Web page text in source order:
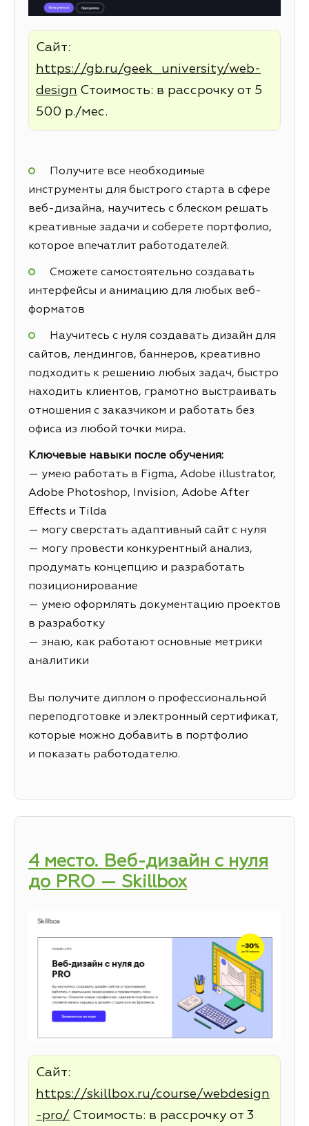
Сайт:
https://gb.ru/geek_university/web-
design Стоимость: в рассрочку от 5
500 р./мес.
Получите все необходимые
инструменты для быстрого старта в сфере
веб-дизайна, научитесь с блеском решать
креативные задачи и соберете портфолио,
которое впечатлит работодателей.
Сможете самостоятельно создавать
интерфейсы и анимацию для любых веб-
форматов
Научитесь с нуля создавать дизайн для
сайтов, лендингов, баннеров, креативно
подходить к решению любых задач, быстро
находить клиентов, грамотно выстраивать
отношения с заказчиком и работать без
офиса из любой точки мира.
Ключевые навыки после обучения:
— умею работать в Figma, Adobe illustrator,
Adobe Photoshop, Invision, Adobe After
Effects и Tilda
— могу сверстать адаптивный сайт с нуля
— могу провести конкурентный анализ,
продумать концепцию и разработать
позиционирование
— умею оформлять документацию проектов
в разработку
— знаю, как работают основные метрики
аналитики
Вы получите диплом о профессиональной
переподготовке и электронный сертификат,
которые можно добавить в портфолио
и показать работодателю.
4 место. Веб-дизайн с нуля
до PRO — Skillbox
Сайт:
https://skillbox.ru/course/webdesign
-pro/ Стоимость: в рассрочку от 3